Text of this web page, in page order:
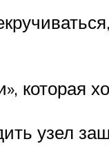
которая
узел